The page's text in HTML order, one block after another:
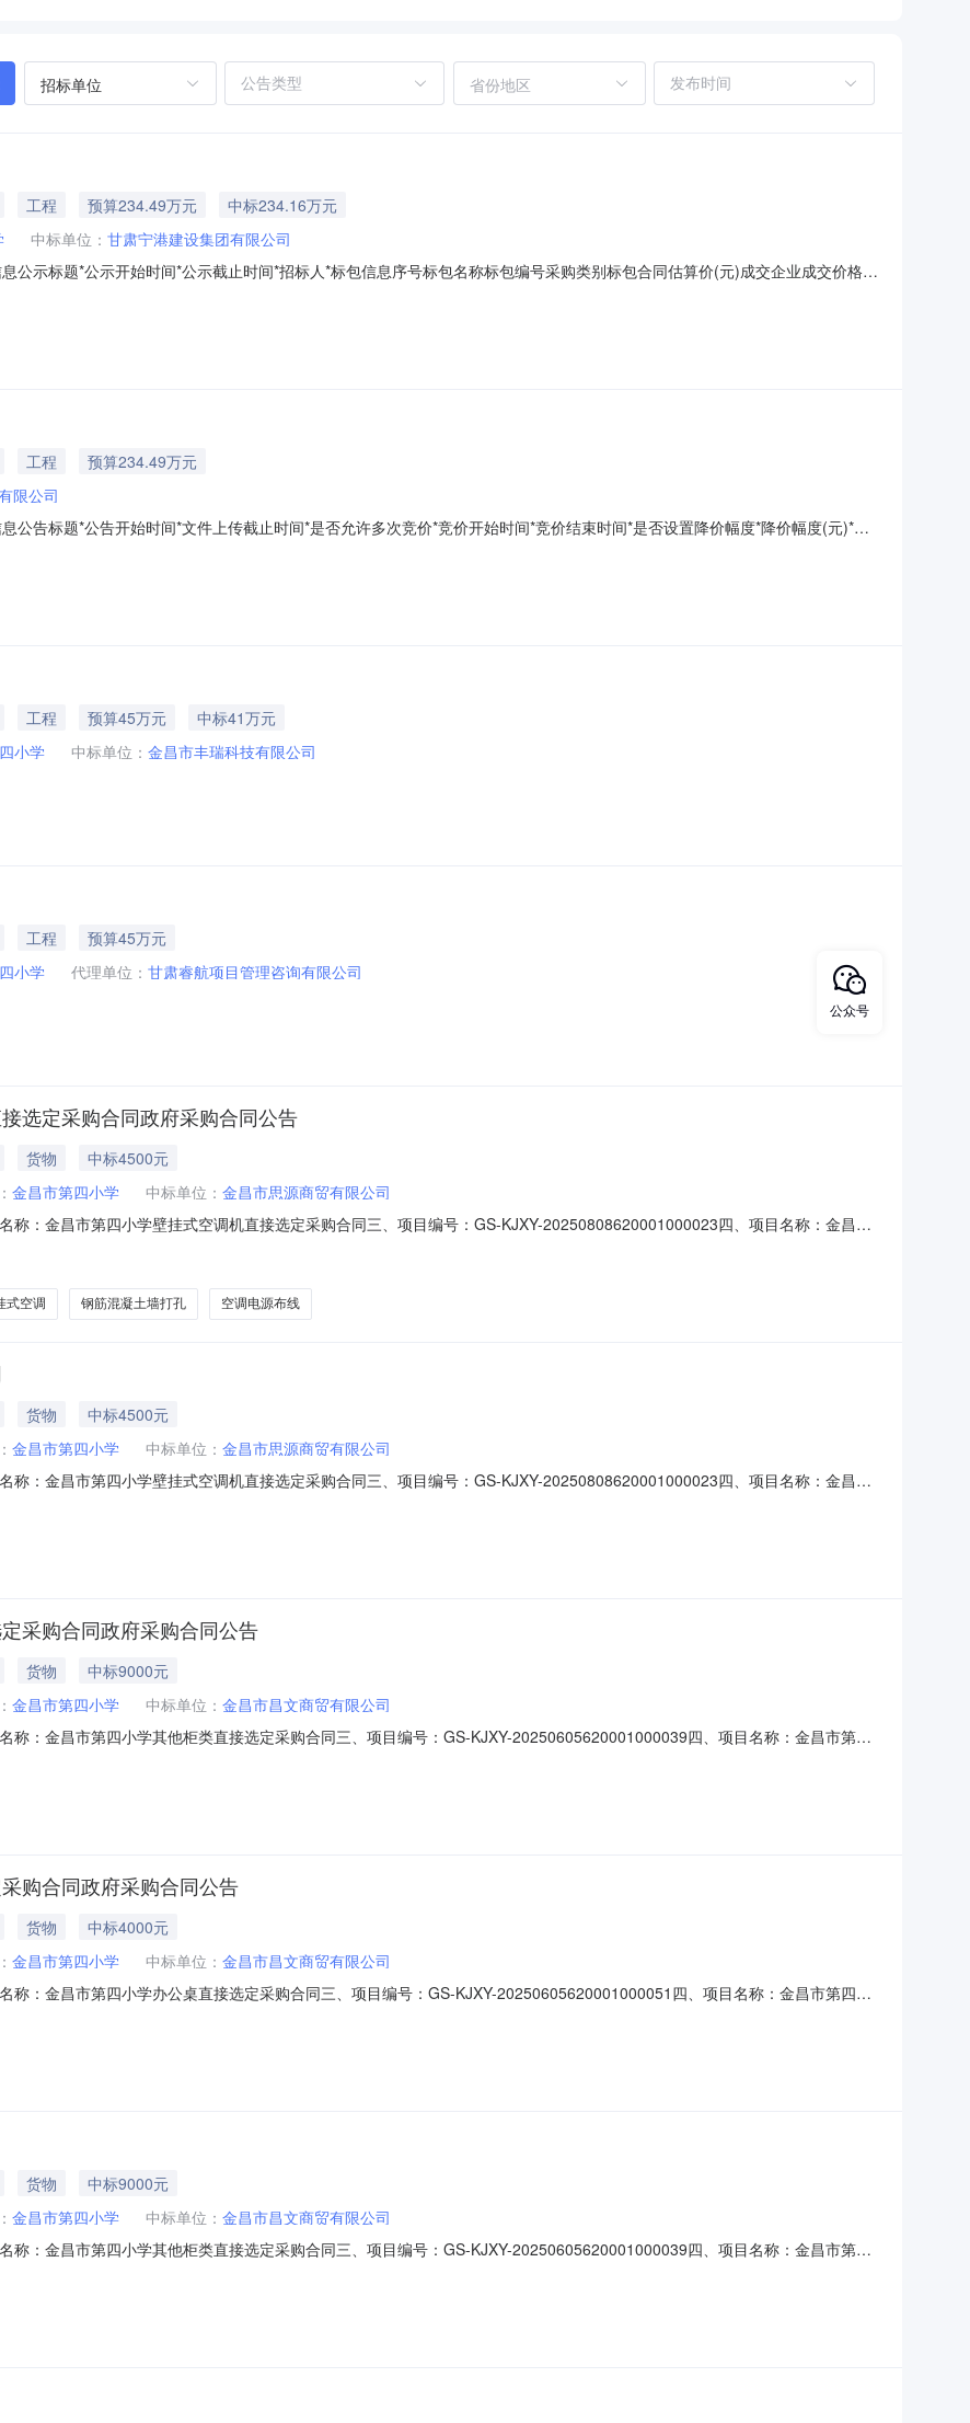
招标单位 省份地区
工程 预算234.49万元
中标234.16万元
中标单位： 甘肃宁港建设集团有限公司
公示标题*公示开始时间*公示截止时间*招标人*标包信息序号标包名称标包编号采购类别标包合同估算价(元)成交企业成交价格1
学委托，对金昌市第四小学操场维修改造项目进行阳光采购招标。该项目于2026年06月21日至2026年06月24日在甘肃
工程
预算234.49万元
限公司
公告标题*公告开始时间*文件上传截止时间*是否允许多次竞价*竞价开始时间*竞价结束时间*是否设置降价幅度*降价幅度(元)*是
学操场维修改造项目阳光采购公告据《招标投标法》、《甘肃省招标投标条例》、《必须招标的工程项目规定》（国家发展和
工程 预算45万元
中标41万元
小学 中标单位： 金昌市丰瑞科技有限公司
工程
预算45万元
小学 代理单位： 甘肃睿航项目管理咨询有限公司
选定采购合同政府采购合同公告
货物
中标4500元
金昌市第四小学 中标单位： 金昌市思源商贸有限公司
称：金昌市第四小学壁挂式空调机直接选定采购合同三、项目编号：GS-KJXY-20250808620001000023四、项目名称：金昌市
主要信息主要标的：序号名称数量(单位)单价(元)总价(元)规格型号/服务要求1空调机1(台)￥
式空调 钢筋混凝土墙打孔 空调电源布线
货物
中标4500元
金昌市第四小学 中标单位： 金昌市思源商贸有限公司
称：金昌市第四小学壁挂式空调机直接选定采购合同三、项目编号：GS-KJXY-20250808620001000023四、项目名称：金昌市
合同主要信息主要标的名称：空调机规格型号（或服务要求）：详见合同主要标的数量：1.0000台主要标
采购合同政府采购合同公告
货物
中标9000元
金昌市第四小学 中标单位： 金昌市昌文商贸有限公司
称：金昌市第四小学其他柜类直接选定采购合同三、项目编号：GS-KJXY-20250605620001000039四、项目名称：金昌市第四
主要标的：序号名称数量(单位)单价(元)总价(元)规格型号/服务要求1文件柜15(个)￥600
购合同政府采购合同公告
货物
中标4000元
金昌市第四小学 中标单位： 金昌市昌文商贸有限公司
称：金昌市第四小学办公桌直接选定采购合同三、项目编号：GS-KJXY-20250605620001000051四、项目名称：金昌市第四小
要标的：序号名称数量(单位)单价(元)总价(元)规格型号/服务要求1办公桌5(张)￥800.0
货物
中标9000元
金昌市第四小学 中标单位： 金昌市昌文商贸有限公司
称：金昌市第四小学其他柜类直接选定采购合同三、项目编号：GS-KJXY-20250605620001000039四、项目名称：金昌市第四
信息主要标的名称：文件柜规格型号（或服务要求）：详见合同主要标的数量：15.0000个主要标的单价
公众号